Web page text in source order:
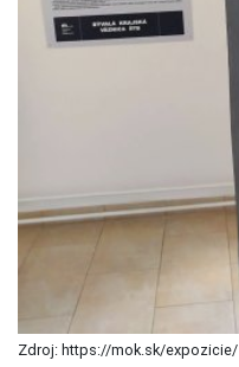
Zdroj: https://mok.sk/expozicie/